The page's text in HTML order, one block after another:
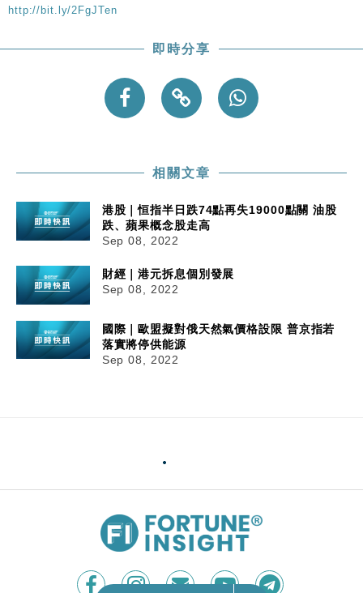
http://bit.ly/2FgJTen
即時分享
相關文章
港股｜恒指半日跌74點再失19000點關 油股
跌、蘋果概念股走高
Sep 08, 2022
財經｜港元拆息個別發展
Sep 08, 2022
國際｜歐盟擬對俄天然氣價格設限 普京指若
落實將停供能源
Sep 08, 2022